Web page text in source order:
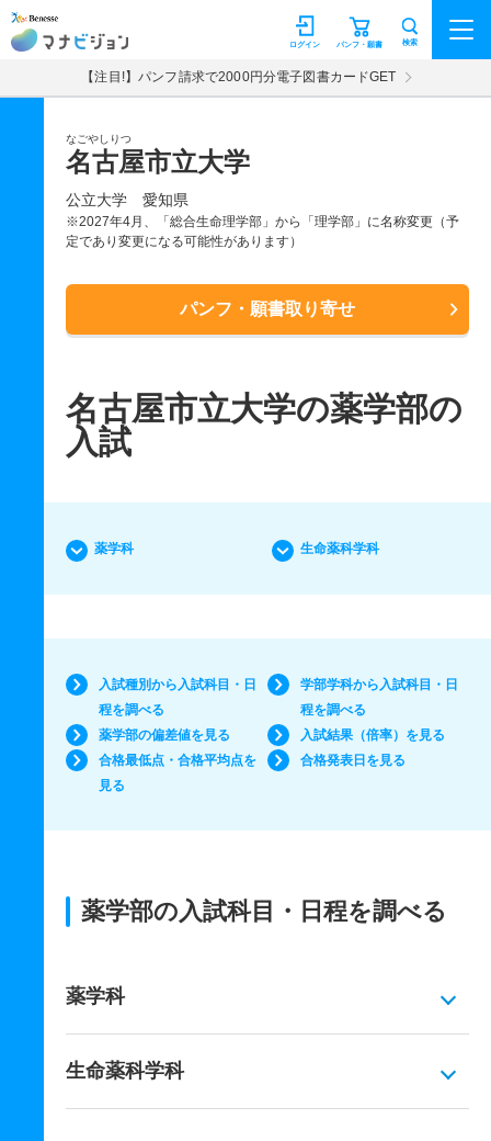
マナビジョン パンフ・願書
ログイン 検索
【注目!】パンフ請求で2000円分電子図書カードGET
なごやしりつ
名古屋市立大学
公立大学 愛知県
※2027年4月、「総合生命理学部」から「理学部」に名称変更（予
定であり変更になる可能性があります）
パンフ・願書取り寄せ
名古屋市立大学の薬学部の
入試
薬学科 生命薬科学科
入試種別から入試科目・日
程を調べる
学部学科から入試科目・日
程を調べる
薬学部の偏差値を見る
入試結果（倍率）を見る
合格最低点・合格平均点を
見る
合格発表日を見る
薬学部の入試科目・日程を調べる
薬学科
生命薬科学科